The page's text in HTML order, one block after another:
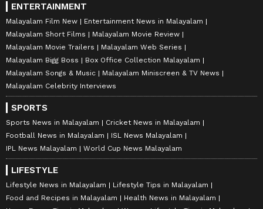
ENTERTAINMENT
Malayalam Film New
Entertainment News in Malayalam
Malayalam Short Films
Malayalam Movie Review
Malayalam Movie Trailers
Malayalam Web Series
Malayalam Bigg Boss
Box Office Collection Malayalam
Malayalam Songs & Music
Malayalam Miniscreen & TV News
Malayalam Celebrity Interviews
SPORTS
Sports News in Malayalam
Cricket News in Malayalam
Football News in Malayalam
ISL News Malayalam
IPL News Malayalam
World Cup News Malayalam
LIFESTYLE
Lifestyle News in Malayalam
Lifestyle Tips in Malayalam
Food and Recipes in Malayalam
Health News in Malayalam